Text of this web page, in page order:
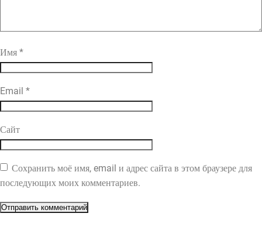
Имя *
Email *
Сайт
Сохранить моё имя, email и адрес сайта в этом браузере для
последующих моих комментариев.